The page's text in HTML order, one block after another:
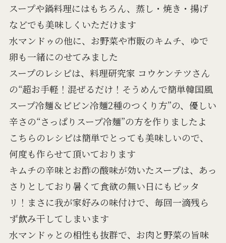
スープや鍋料理にはもちろん、蒸し・焼き・揚げ
などでも美味しくいただけます
水マンドゥの他に、お野菜や市販のキムチ、ゆで
卵も一緒にのせてみました
スープのレシピは、料理研究家 コウケンテツさん
の“超お手軽！混ぜるだけ！そうめんで簡単韓国風
スープ冷麺＆ピビン冷麺2種のつくり方”の、優しい
辛さの“さっぱりスープ冷麺”の方を作りましたよ
こちらのレシピは簡単でとっても美味しいので、
何度も作らせて頂いております
キムチの辛味とお酢の酸味が効いたスープは、あっ
さりとしており暑くて食欲の無い日にもピッタ
リ！まさに我が家好みの味付けで、毎回一滴残ら
ず飲み干してしまいます
水マンドゥとの相性も抜群で、お肉と野菜の旨味